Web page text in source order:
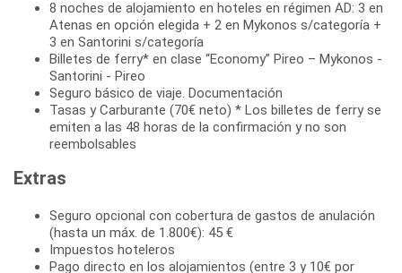
8 noches de alojamiento en hoteles en régimen AD: 3 en
Atenas en opción elegida + 2 en Mykonos s/categoría +
3 en Santorini s/categoría
Billetes de ferry* en clase “Economy” Pireo – Mykonos -
Santorini - Pireo
Seguro básico de viaje. Documentación
Tasas y Carburante (70€ neto) * Los billetes de ferry se
emiten a las 48 horas de la confirmación y no son
reembolsables
Extras
Seguro opcional con cobertura de gastos de anulación
(hasta un máx. de 1.800€): 45 €
Impuestos hoteleros
Pago directo en los alojamientos (entre 3 y 10€ por